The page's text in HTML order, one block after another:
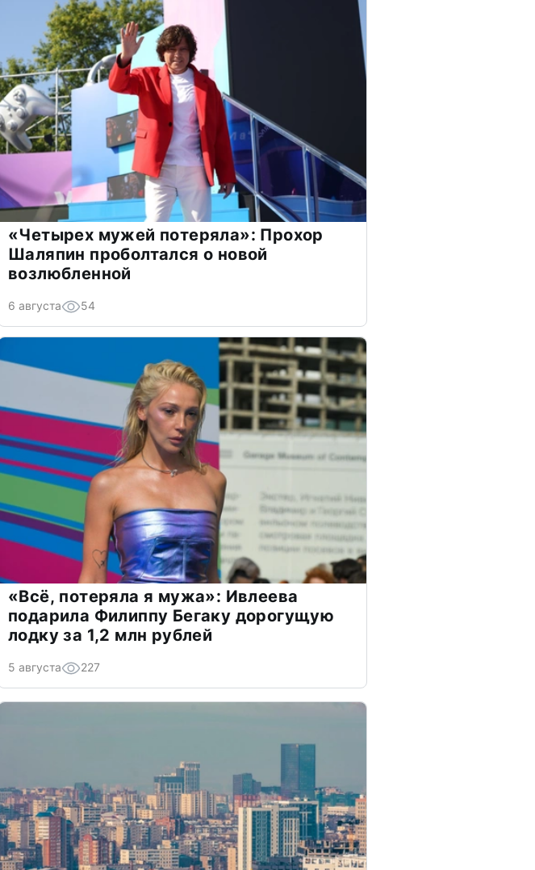
«Четырех мужей потеряла»: Прохор
Шаляпин проболтался о новой
возлюбленной
6 августа 54
«Всё, потеряла я мужа»: Ивлеева
подарила Филиппу Бегаку дорогущую
лодку за 1,2 млн рублей
5 августа 227